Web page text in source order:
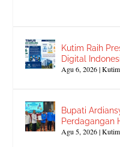
Kutim Raih
Digital
Agu 6, 2026|Kutim
Bupati
Perdagangan
Agu 5, 2026|Kutim